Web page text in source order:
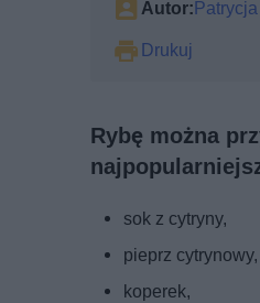
Autor:
Drukuj
Rybę można
sok z cytryny,
pieprz cytrynowy,
koperek,